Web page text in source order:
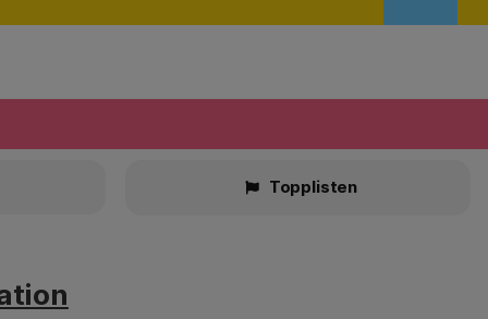
Topplisten